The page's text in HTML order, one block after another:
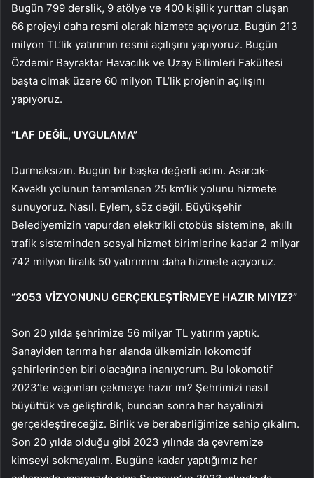
Bugün 799 derslik, 9 atölye ve 400 kişilik yurttan oluşan
66 projeyi daha resmi olarak hizmete açıyoruz. Bugün 213
milyon TL’lik yatırımın resmi açılışını yapıyoruz. Bugün
Özdemir Bayraktar Havacılık ve Uzay Bilimleri Fakültesi
başta olmak üzere 60 milyon TL’lik projenin açılışını
yapıyoruz.
“LAF DEĞİL, UYGULAMA”
Durmaksızın. Bugün bir başka değerli adım. Asarcık-
Kavaklı yolunun tamamlanan 25 km’lik yolunu hizmete
sunuyoruz. Nasıl. Eylem, söz değil. Büyükşehir
Belediyemizin vapurdan elektrikli otobüs sistemine, akıllı
trafik sisteminden sosyal hizmet birimlerine kadar 2 milyar
742 milyon liralık 50 yatırımını daha hizmete açıyoruz.
“2053 VİZYONUNU GERÇEKLEŞTİRMEYE HAZIR MIYIZ?”
Son 20 yılda şehrimize 56 milyar TL yatırım yaptık.
Sanayiden tarıma her alanda ülkemizin lokomotif
şehirlerinden biri olacağına inanıyorum. Bu lokomotif
2023’te vagonları çekmeye hazır mı? Şehrimizi nasıl
büyüttük ve geliştirdik, bundan sonra her hayalinizi
gerçekleştireceğiz. Birlik ve beraberliğimize sahip çıkalım.
Son 20 yılda olduğu gibi 2023 yılında da çevremize
kimseyi sokmayalım. Bugüne kadar yaptığımız her